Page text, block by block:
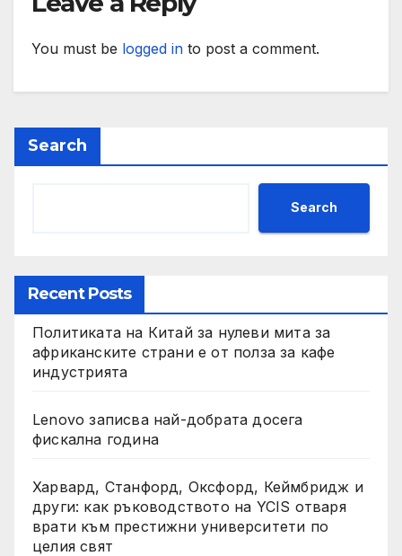
You must be logged in to post a comment.
Search
Search
Recent Posts
Политиката на Китай за нулеви мита за
африканските страни е от полза за кафе
индустрията
Lenovo записва най-добрата досега
фискална година
Харвард, Станфорд, Оксфорд, Кеймбридж и
други: как ръководството на YCIS отваря
врати към престижни университети по
целия свят